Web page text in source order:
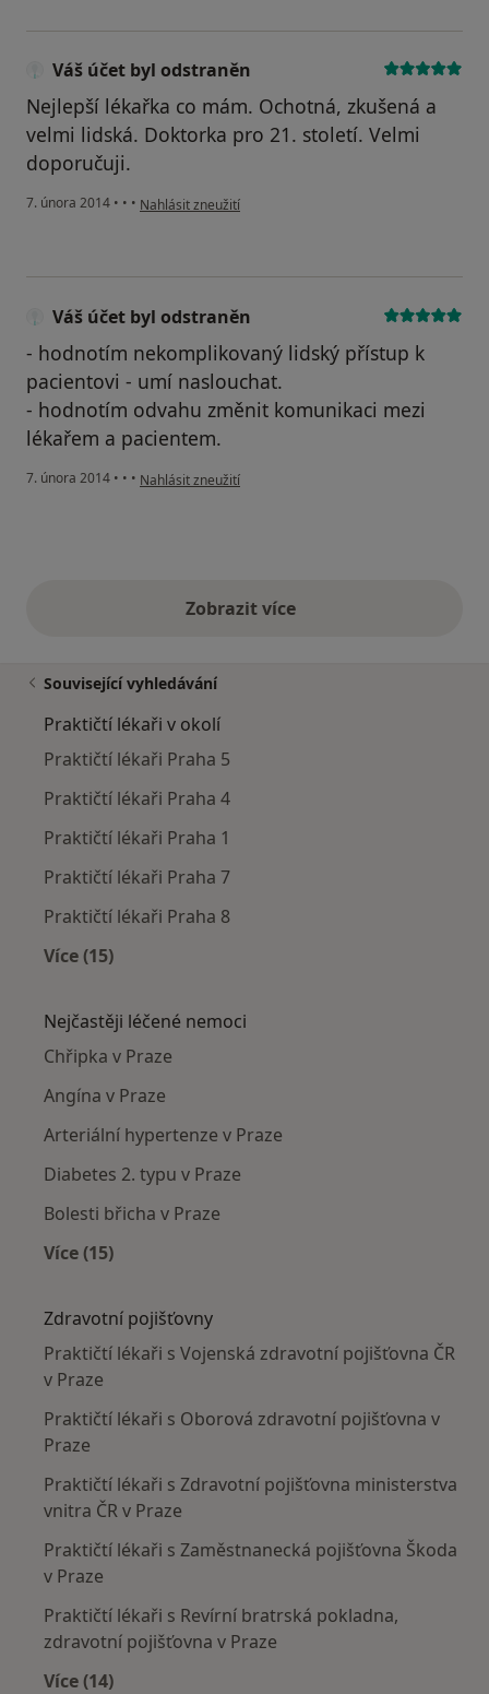
Váš účet byl odstraněn
Nejlepší lékařka co mám. Ochotná, zkušená a
velmi lidská. Doktorka pro 21. století. Velmi
doporučuji.
7. února 2014 • • • podle názoru uživatele Váš účet byl odstraněn
Nahlásit zneužití
Váš účet byl odstraněn
- hodnotím nekomplikovaný lidský přístup k
pacientovi - umí naslouchat.
- hodnotím odvahu změnit komunikaci mezi
lékařem a pacientem.
7. února 2014 • • • podle názoru uživatele Váš účet byl odstraněn
Nahlásit zneužití
Zobrazit vícevýše uvedené názory
Související vyhledávání
Praktičtí lékaři v okolí
Praktičtí lékaři Praha 5
Praktičtí lékaři Praha 4
Praktičtí lékaři Praha 1
Praktičtí lékaři Praha 7
Praktičtí lékaři Praha 8
Více (15)
Nejčastěji léčené nemoci
Chřipka v Praze
Angína v Praze
Arteriální hypertenze v Praze
Diabetes 2. typu v Praze
Bolesti břicha v Praze
Více (15)
Zdravotní pojišťovny
Praktičtí lékaři s Vojenská zdravotní pojišťovna ČR
v Praze
Praktičtí lékaři s Oborová zdravotní pojišťovna v
Praze
Praktičtí lékaři s Zdravotní pojišťovna ministerstva
vnitra ČR v Praze
Praktičtí lékaři s Zaměstnanecká pojišťovna Škoda
v Praze
Praktičtí lékaři s Revírní bratrská pokladna,
zdravotní pojišťovna v Praze
Více (14)